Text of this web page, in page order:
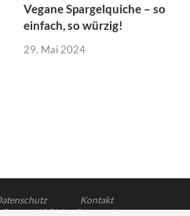
Vegane Spargelquiche – so
einfach, so würzig!
29. Mai 2024
Kontakt
All Rights Reserved.